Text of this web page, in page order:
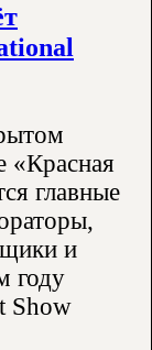
«Красная
главные
и
году
Show